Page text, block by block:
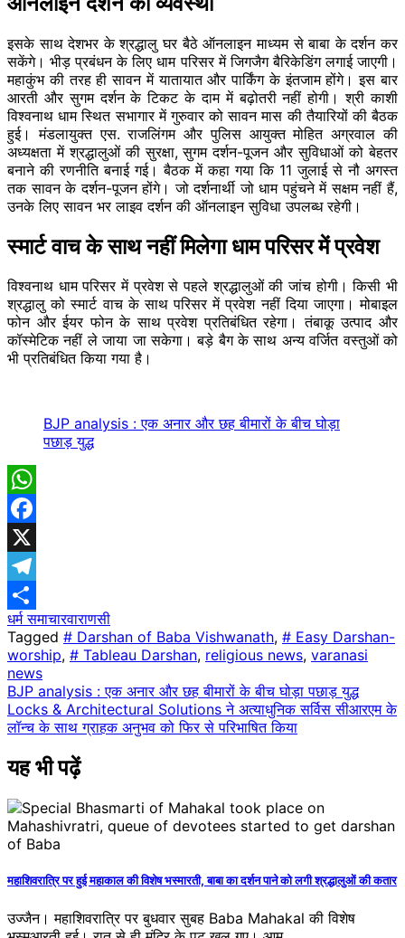
इसके साथ देशभर के श्रद्धालु घर बैठे ऑनलाइन माध्यम से बाबा के दर्शन कर
सकेंगे। भीड़ प्रबंधन के लिए धाम परिसर में जिगजैग बैरिकेडिंग लगाई जाएगी।
महाकुंभ की तरह ही सावन में यातायात और पार्किंग के इंतजाम होंगे। इस बार
आरती और सुगम दर्शन के टिकट के दाम में बढ़ोतरी नहीं होगी। श्री काशी
विश्वनाथ धाम स्थित सभागार में गुरुवार को सावन मास की तैयारियों की बैठक
हुई। मंडलायुक्त एस. राजलिंगम और पुलिस आयुक्त मोहित अग्रवाल की
अध्यक्षता में श्रद्धालुओं की सुरक्षा, सुगम दर्शन-पूजन और सुविधाओं को बेहतर
बनाने की रणनीति बनाई गई। बैठक में कहा गया कि 11 जुलाई से नौ अगस्त
तक सावन के दर्शन-पूजन होंगे। जो दर्शनार्थी जो धाम पहुंचने में सक्षम नहीं हैं,
उनके लिए सावन भर लाइव दर्शन की ऑनलाइन सुविधा उपलब्ध रहेगी।
स्मार्ट वाच के साथ नहीं मिलेगा धाम परिसर में प्रवेश
विश्वनाथ धाम परिसर में प्रवेश से पहले श्रद्धालुओं की जांच होगी। किसी भी
श्रद्धालु को स्मार्ट वाच के साथ परिसर में प्रवेश नहीं दिया जाएगा। मोबाइल
फोन और ईयर फोन के साथ प्रवेश प्रतिबंधित रहेगा। तंबाकू उत्पाद और
कॉस्मेटिक नहीं ले जाया जा सकेगा। बड़े बैग के साथ अन्य वर्जित वस्तुओं को
भी प्रतिबंधित किया गया है।
BJP analysis : एक अनार और छह बीमारों के बीच घोड़ा
पछाड़ युद्ध
WhatsApp
Facebook
X
Telegram
Share
धर्म समाचारवाराणसी
Tagged # Darshan of Baba Vishwanath, # Easy Darshan-
worship, # Tableau Darshan, religious news, varanasi
news
Post
navigation
BJP analysis : एक अनार और छह बीमारों के बीच घोड़ा पछाड़ युद्ध
Locks & Architectural Solutions ने अत्याधुनिक सर्विस सीआरएम के
लॉन्च के साथ ग्राहक अनुभव को फिर से परिभाषित किया
यह भी पढ़ें
महाशिवरात्रि पर हुई महाकाल की विशेष भस्मारती, बाबा का दर्शन पाने को लगी श्रद्धालुओं की कतार
उज्जैन। महाशिवरात्रि पर बुधवार सुबह Baba Mahakal की विशेष